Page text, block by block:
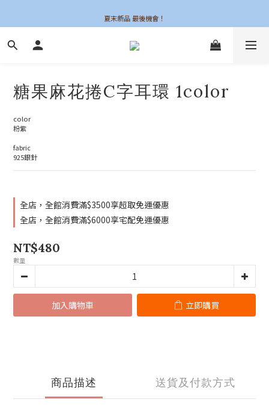
夏末新品 最後機會！
夏末新品 最後機會！
糖果麻花捲C字耳環 1color
color
粉紫
fabric
925銀針
全店，全館消費滿$3500享超取免運優惠
全店，全館消費滿$6000享宅配免運優惠
NT$480
數量
加入購物車 立即購買
商品描述 送貨及付款方式